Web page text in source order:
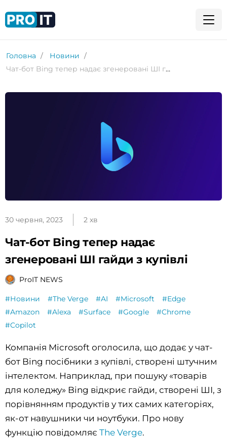
Головна
Новини
Чат-бот Bing тепер надає згенеровані ШІ гайди з купівлі
30 червня, 2023 2 хв
Чат-бот Bing тепер надає
згенеровані ШІ гайди з купівлі
ProIT NEWS
#Новини #The Verge #AI #Microsoft
#Edge
#Amazon
#Alexa #Surface #Google
#Chrome
#Copilot
Компанія Microsoft оголосила, що додає у чат-
бот Bing посібники з купівлі, створені штучним
інтелектом. Наприклад, при пошуку «товарів
для коледжу» Bing відкриє гайди, створені ШІ, з
порівнянням продуктів у тих самих категоріях,
як-от навушники чи ноутбуки. Про нову
функцію повідомляє The Verge.